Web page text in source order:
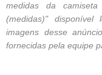
medidas da
(medidas)"
imagens desse
fornecidas pela equipe